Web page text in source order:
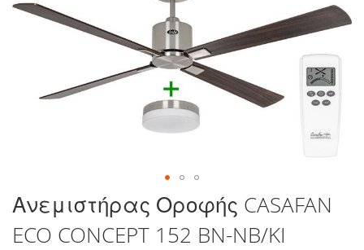
συλλογής
εικόνων
Μετάβαση
στην
αρχή
της
Ανεμιστήρας Οροφής CASAFAN
ECO CONCEPT 152 BN-NB/KI